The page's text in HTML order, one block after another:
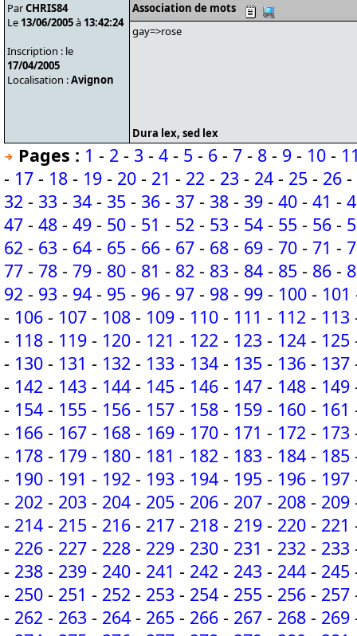
ParCHRIS84
Le 13/06/2005à 13:42:24
Inscription : le
17/04/2005
Localisation :Avignon
Association de mots
gay=>rose
Dura lex, sed lex
Pages : 1 - 2 - 3 - 4 - 5 - 6 - 7 - 8 - 9 - 10 -
- 17 - 18 - 19 - 20 - 21 - 22 - 23 - 24 - 25 - 26 -
32 - 33 - 34 - 35 - 36 - 37 - 38 - 39 - 40 - 41 -
47 - 48 - 49 - 50 - 51 - 52 - 53 - 54 - 55 - 56 -
62 - 63 - 64 - 65 - 66 - 67 - 68 - 69 - 70 - 71 -
77 - 78 - 79 - 80 - 81 - 82 - 83 - 84 - 85 - 86 -
92 - 93 - 94 - 95 - 96 - 97 - 98 - 99 - 100 - 101
- 106 - 107 - 108 - 109 - 110 - 111 - 112 - 113
- 118 - 119 - 120 - 121 - 122 - 123 - 124 - 125
- 130 - 131 - 132 - 133 - 134 - 135 - 136 - 137
- 142 - 143 - 144 - 145 - 146 - 147 - 148 - 149
- 154 - 155 - 156 - 157 - 158 - 159 - 160 - 161
- 166 - 167 - 168 - 169 - 170 - 171 - 172 - 173
- 178 - 179 - 180 - 181 - 182 - 183 - 184 - 185
- 190 - 191 - 192 - 193 - 194 - 195 - 196 - 197
- 202 - 203 - 204 - 205 - 206 - 207 - 208 - 209
- 214 - 215 - 216 - 217 - 218 - 219 - 220 - 221
- 226 - 227 - 228 - 229 - 230 - 231 - 232 - 233
- 238 - 239 - 240 - 241 - 242 - 243 - 244 - 245
- 250 - 251 - 252 - 253 - 254 - 255 - 256 - 257
- 262 - 263 - 264 - 265 - 266 - 267 - 268 - 269